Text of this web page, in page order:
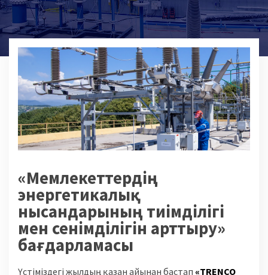
«Мемлекеттердің
энергетикалық
нысандарының тиімділігі
мен сенімділігін арттыру»
бағдарламасы
Үстіміздегі жылдың қазан айынан бастап «TRENCO